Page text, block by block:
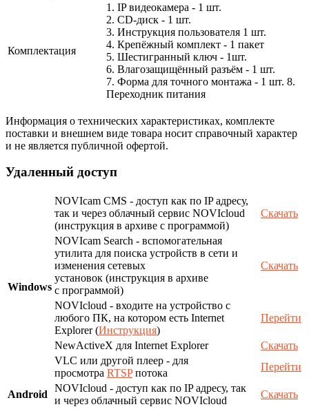
Комплектация
1. IP видеокамера - 1 шт.
2. СD-диск - 1 шт.
3. Инструкция пользователя 1 шт.
4. Крепёжный комплект - 1 пакет
5. Шестигранный ключ - 1шт.
6. Влагозащищённый разъём - 1 шт.
7. Форма для точного монтажа - 1 шт. 8.
Переходник питания
Информация о технических характеристиках, комплекте
поставки и внешнем виде товара носит справочный характер
и не является публичной офертой.
Удаленный доступ
Windows
NOVIcam CMS - доступ как по IP адресу,
так и через облачный сервис NOVIcloud
(инструкция в архиве с программой)
Скачать
NOVIcam Search - вспомогательная
утилита для поиска устройств в сети и
изменения сетевых
установок (инструкция в архиве
с программой)
Скачать
NOVIcloud - входите на устройство с
любого ПК, на котором есть Internet
Explorer (Инструкция)
Перейти
NewActiveX для Internet Explorer
Скачать
VLC или другой плеер - для
просмотра RTSPпотока
Перейти
Android
NOVIcloud - доступ как по IP адресу, так
и через облачный сервис NOVIcloud
Скачать